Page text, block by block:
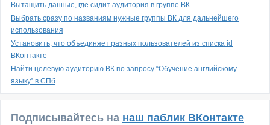
Вытащить данные, где сидит аудитория в группе ВК
Выбрать сразу по названиям нужные группы ВК для дальнейшего
использования
Установить, что объединяет разных пользователей из списка id
ВКонтакте
Найти целевую аудиторию ВК по запросу “Обучение английскому
языку” в СПб
Подписывайтесь на наш паблик ВКонтакте